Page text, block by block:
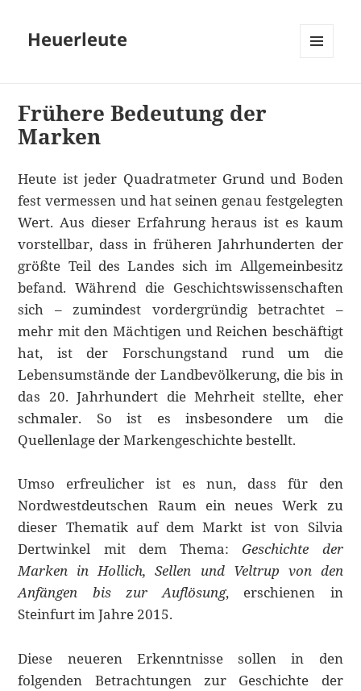
Heuerleute
Frühere Bedeutung der
Marken
Heute ist jeder Quadratmeter Grund und Boden
fest vermessen und hat seinen genau festgelegten
Wert. Aus dieser Erfahrung heraus ist es kaum
vorstellbar, dass in früheren Jahrhunderten der
größte Teil des Landes sich im Allgemeinbesitz
befand. Während die Geschichtswissenschaften
sich – zumindest vordergründig betrachtet –
mehr mit den Mächtigen und Reichen beschäftigt
hat, ist der Forschungstand rund um die
Lebensumstände der Landbevölkerung, die bis in
das 20. Jahrhundert die Mehrheit stellte, eher
schmaler. So ist es insbesondere um die
Quellenlage der Markengeschichte bestellt.
Umso erfreulicher ist es nun, dass für den
Nordwestdeutschen Raum ein neues Werk zu
dieser Thematik auf dem Markt ist von Silvia
Dertwinkel mit dem Thema: Geschichte der
Marken in Hollich, Sellen und Veltrup von den
Anfängen bis zur Auflösung, erschienen in
Steinfurt im Jahre 2015.
Diese neueren Erkenntnisse sollen in den
folgenden Betrachtungen zur Geschichte der